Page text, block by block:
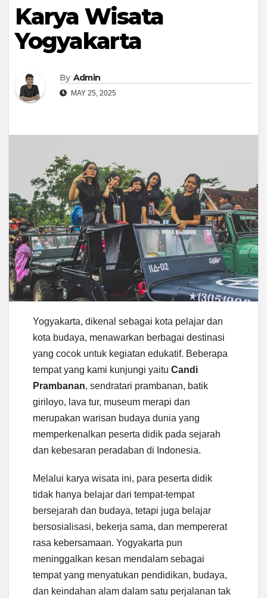
Karya Wisata
Yogyakarta
By Admin
MAY 25, 2025
Yogyakarta, dikenal sebagai kota pelajar dan
kota budaya, menawarkan berbagai destinasi
yang cocok untuk kegiatan edukatif. Beberapa
tempat yang kami kunjungi yaitu Candi
Prambanan, sendratari prambanan, batik
giriloyo, lava tur, museum merapi dan
merupakan warisan budaya dunia yang
memperkenalkan peserta didik pada sejarah
dan kebesaran peradaban di Indonesia.
Melalui karya wisata ini, para peserta didik
tidak hanya belajar dari tempat-tempat
bersejarah dan budaya, tetapi juga belajar
bersosialisasi, bekerja sama, dan mempererat
rasa kebersamaan. Yogyakarta pun
meninggalkan kesan mendalam sebagai
tempat yang menyatukan pendidikan, budaya,
dan keindahan alam dalam satu perjalanan tak